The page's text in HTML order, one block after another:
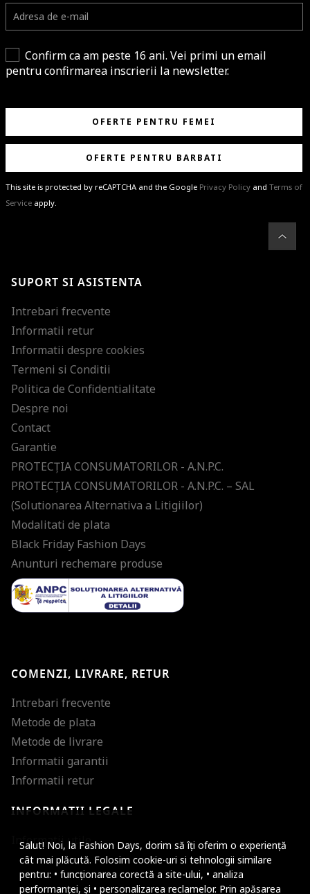
Salut! Noi, la Fashion Days, dorim să îți oferim o experiență
cât mai plăcută. Folosim cookie-uri si tehnologii similare
pentru: • funcționarea corectă a site-ului, • analiza
performanței, și • personalizarea reclamelor. Prin apăsarea
Confirm ca am peste 16 ani. Vei primi un email
pentru confirmarea inscrierii la newsletter.
OFERTE PENTRU FEMEI
OFERTE PENTRU BARBATI
This site is protected by reCAPTCHA and the Google Privacy Policy and Terms of
Service apply.
ultimele tendinte in moda!
SUPORT SI ASISTENTA
Intrebari frecvente
Informatii retur
Informatii despre cookies
Termeni si Conditii
Politica de Confidentialitate
Despre noi
Contact
Garantie
PROTECŢIA CONSUMATORILOR - A.N.P.C.
PROTECŢIA CONSUMATORILOR - A.N.P.C. – SAL
(Solutionarea Alternativa a Litigiilor)
Modalitati de plata
Black Friday Fashion Days
Anunturi rechemare produse
COMENZI, LIVRARE, RETUR
Intrebari frecvente
Metode de plata
Metode de livrare
Informatii garantii
Informatii retur
INFORMATII LEGALE
Informatii utile
Micsoreaza
Mareste spatierea